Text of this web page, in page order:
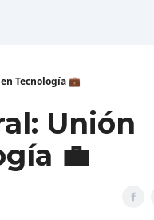
Tecnología 💼
Unión
💼